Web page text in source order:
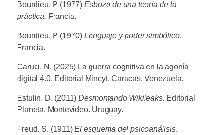
Bourdieu, P (1977) Esbozo de una teoría de la
práctica. Francia.
Bourdieu, P (1970) Lenguaje y poder simbólico.
Francia.
Caruci, N. (2025) La guerra cognitiva en la agonía
digital 4.0. Editorial Mincyt. Caracas, Venezuela.
Estulin. D. (2011) Desmontando Wikileaks. Editorial
Planeta. Montevideo. Uruguay.
Freud. S. (1911) El esquema del psicoanálisis.